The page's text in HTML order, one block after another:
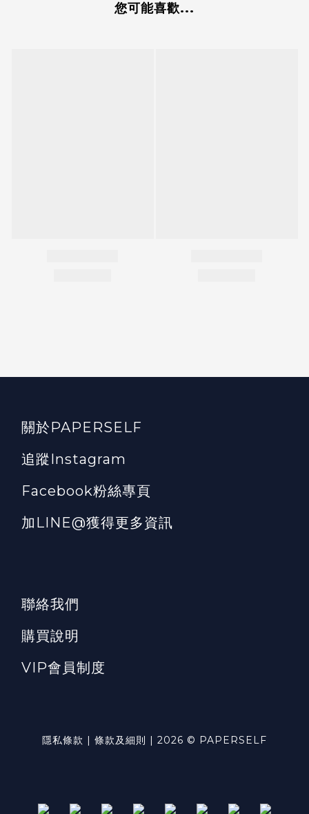
您可能喜歡...
關於PAPERSELF
追蹤Instagram
Facebook粉絲專頁
加LINE@獲得更多資訊
聯絡我們
購買說明
VIP會員制度
隱私條款 | 條款及細則 | 2026 © PAPERSELF